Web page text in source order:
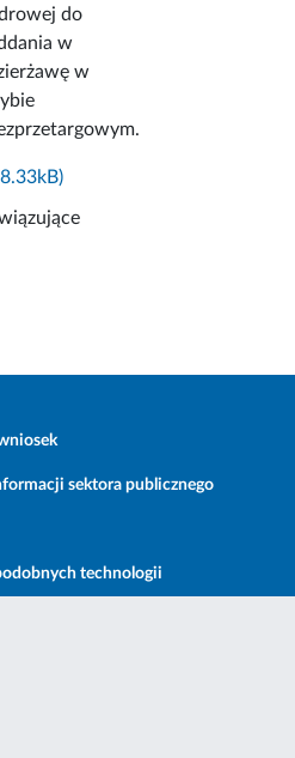
do
w
w
sektora publicznego
technologii